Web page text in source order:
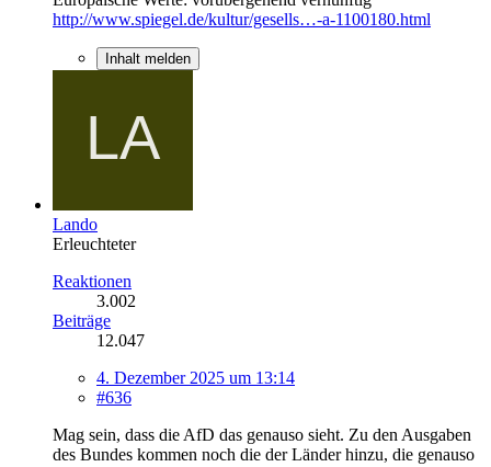
http://www.spiegel.de/kultur/gesells…-a-1100180.html
Inhalt melden
Lando
Erleuchteter
Reaktionen
3.002
Beiträge
12.047
4. Dezember 2025 um 13:14
#636
Mag sein, dass die AfD das genauso sieht. Zu den Ausgaben
des Bundes kommen noch die der Länder hinzu, die genauso